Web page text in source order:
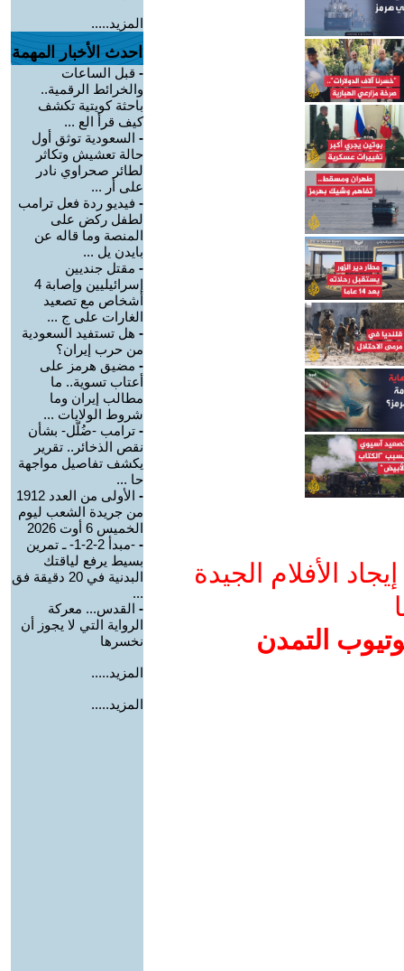
الأفلام الجيدة
التمدن
المزيد.....
احدث الأخبار المهمة
- قبل الساعات
والخرائط الرقمية..
باحثة كويتية تكشف
كيف قرأ الع ...
- السعودية توثق أول
حالة تعشيش وتكاثر
لطائر صحراوي نادر
على أر ...
- فيديو ردة فعل ترامب
لطفل ركض على
المنصة وما قاله عن
بايدن يل ...
- مقتل جنديين
إسرائيليين وإصابة 4
أشخاص مع تصعيد
الغارات على ج ...
- هل تستفيد السعودية
من حرب إيران؟
- مضيق هرمز على
أعتاب تسوية.. ما
مطالب إيران وما
شروط الولايات ...
- ترامب -ضُلّل- بشأن
نقص الذخائر.. تقرير
يكشف تفاصيل مواجهة
حا ...
-
الأولى من العدد 1912
من جريدة الشعب ليوم
الخميس 6 أوت 2026
-
-مبدأ 2-2-1- ـ تمرين
بسيط يرفع لياقتك
البدنية في 20 دقيقة فق
...
- القدس... معركة
الرواية التي لا يجوز أن
نخسرها
المزيد.....
المزيد.....